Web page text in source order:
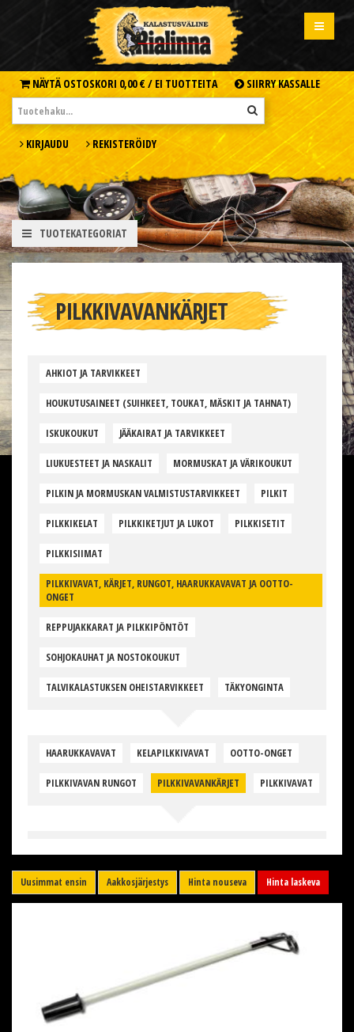
NÄYTÄ OSTOSKORI 0,00 € / EI TUOTTEITA SIIRRY KASSALLE
KIRJAUDU REKISTERÖIDY
TUOTEKATEGORIAT
PILKKIVAVANKÄRJET
AHKIOT JA TARVIKKEET
HOUKUTUSAINEET (SUIHKEET, TOUKAT, MÄSKIT JA TAHNAT)
ISKUKOUKUT JÄÄKAIRAT JA TARVIKKEET
LIUKUESTEET JA NASKALIT MORMUSKAT JA VÄRIKOUKUT
PILKIN JA MORMUSKAN VALMISTUSTARVIKKEET PILKIT
PILKKIKELAT PILKKIKETJUT JA LUKOT PILKKISETIT
PILKKISIIMAT
PILKKIVAVAT, KÄRJET, RUNGOT, HAARUKKAVAVAT JA OOTTO-
ONGET
REPPUJAKKARAT JA PILKKIPÖNTÖT
SOHJOKAUHAT JA NOSTOKOUKUT
TALVIKALASTUKSEN OHEISTARVIKKEET TÄKYONGINTA
HAARUKKAVAVAT KELAPILKKIVAVAT OOTTO-ONGET
PILKKIVAVAN RUNGOT PILKKIVAVANKÄRJET PILKKIVAVAT
Uusimmat ensin Aakkosjärjestys Hinta nouseva Hinta laskeva